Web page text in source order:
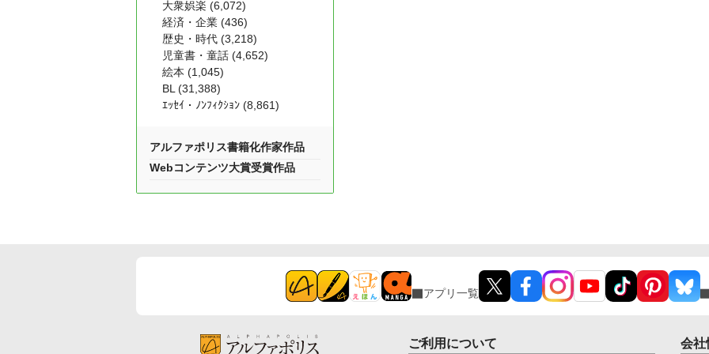
大衆娯楽 (6,072)
経済・企業 (436)
歴史・時代 (3,218)
児童書・童話 (4,652)
絵本 (1,045)
BL (31,388)
ｴｯｾｲ・ﾉﾝﾌｨｸｼｮﾝ (8,861)
アルファポリス書籍化作家作品
Webコンテンツ大賞受賞作品
アプリ一覧
ご利用について 会社